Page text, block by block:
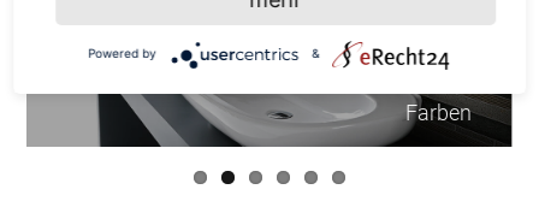
Farben
Previous Next
Powered by &